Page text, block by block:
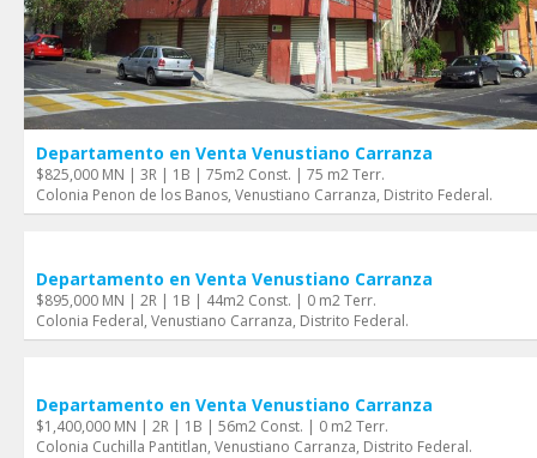
Departamento en Venta Venustiano Carranza
$825,000 MN | 3R | 1B | 75m2 Const. | 75 m2 Terr.
Colonia Penon de los Banos, Venustiano Carranza, Distrito Federal.
Departamento en Venta Venustiano Carranza
$895,000 MN | 2R | 1B | 44m2 Const. | 0 m2 Terr.
Colonia Federal, Venustiano Carranza, Distrito Federal.
Departamento en Venta Venustiano Carranza
$1,400,000 MN | 2R | 1B | 56m2 Const. | 0 m2 Terr.
Colonia Cuchilla Pantitlan, Venustiano Carranza, Distrito Federal.